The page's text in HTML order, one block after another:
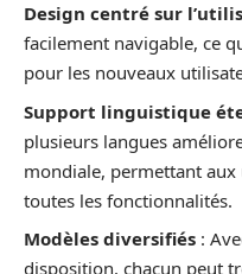
Design centré sur
facilement navigable, ce
pour les nouveaux
Support linguistique
plusieurs langues
mondiale, permettant
toutes les fonctionnalités.
Modèles diversifiés :
disposition, chacun peut